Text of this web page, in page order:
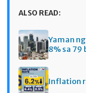
ALSO READ:
Yaman
8% sa 79
Inflation